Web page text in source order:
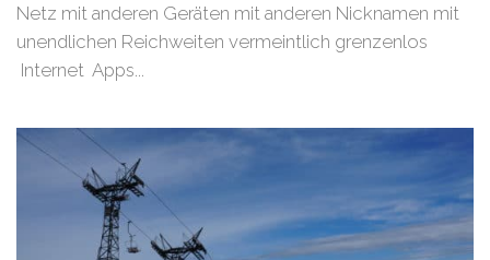
Netz mit anderen Geräten mit anderen Nicknamen mit
unendlichen Reichweiten vermeintlich grenzenlos
Internet Apps...